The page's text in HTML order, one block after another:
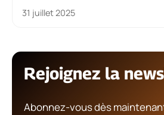
31 juillet 2025
Rejoignez la
Abonnez-vous dès